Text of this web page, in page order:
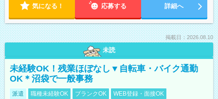
気になる！ 応募する 詳細へ
掲載日：2026.08.10
未読
未経験OK！残業ほぼなし▼自転車・バイク通勤
OK＊沼袋で一般事務
派遣 職種未経験OK ブランクOK WEB登録・面接OK